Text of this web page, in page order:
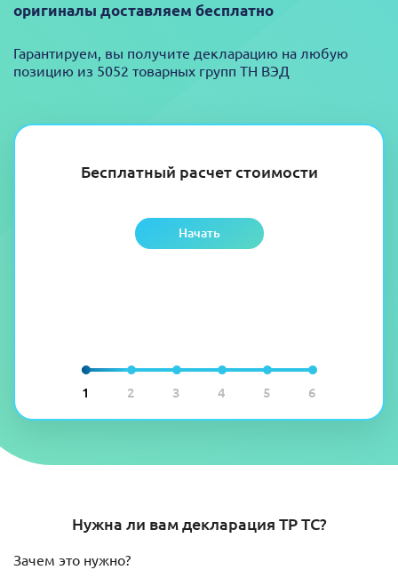
1 2 3 4 5 6
Бесплатный расчет стоимости
Начать
оригиналы доставляем бесплатно
Гарантируем, вы получите декларацию на любую
позицию из 5052 товарных групп ТН ВЭД
Нужна ли вам декларация ТР ТС?
Зачем это нужно?